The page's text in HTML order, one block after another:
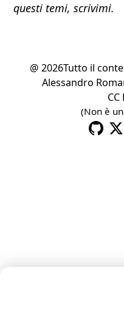
questi temi,scrivimi.
@ 2026Tutto il
Alessandro
CC
(Non è